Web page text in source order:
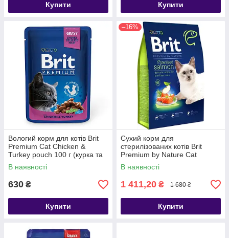
Купити Купити
Вологий корм для котів Brit
Premium Cat Chicken &
Turkey pouch 100 г (курка та
індичка) 24 шт
В наявності
630 ₴
Купити
–16%
Сухий корм для
стерилізованих котів Brit
Premium by Nature Cat
Sterilized Salmon з лососем 8
кг
В наявності
1 411,20 ₴ 1 680 ₴
Купити